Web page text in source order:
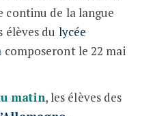
continu de la langue
élèves du lycée
composeront le 22 mai
matin, les élèves des